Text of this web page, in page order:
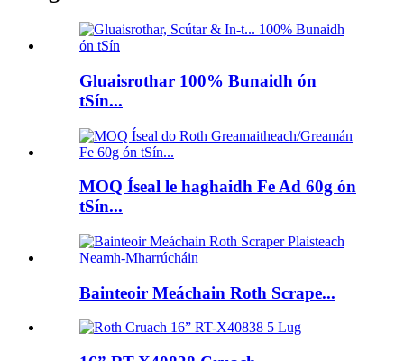
Gluaisrothar 100% Bunaidh ón
tSín...
MOQ Íseal le haghaidh Fe Ad 60g ón
tSín...
Bainteoir Meáchain Roth Scrape...